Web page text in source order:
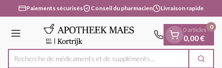
Aller au contenu
1 de 1
Paiements sécurisés Conseil du pharmacien Livraison rapide
Menu
Rechercher
Recherche de médicaments et
0 articles
0,00 €
0